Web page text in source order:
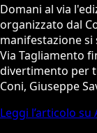
Domani al via
organizzato dal
manifestazione si
Via Tagliamento
divertimento per
Coni, Giuseppe
Leggi l’articolo su